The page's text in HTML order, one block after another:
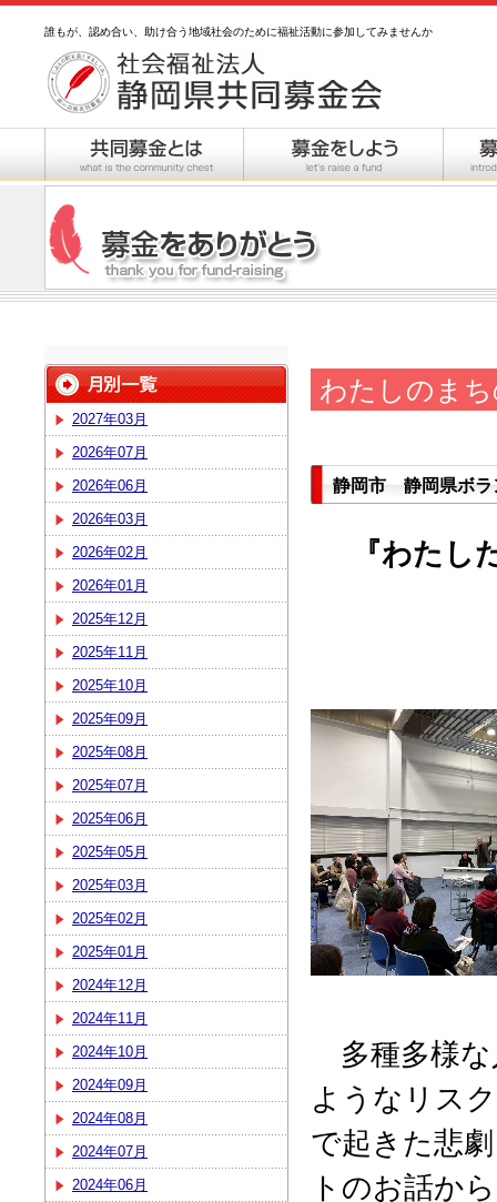
誰もが、認め合い、助け合う地域社会のために福祉活動に参加してみませんか
2027年03月
2026年07月
2026年06月
2026年03月
2026年02月
2026年01月
2025年12月
2025年11月
2025年10月
2025年09月
2025年08月
2025年07月
2025年06月
2025年05月
2025年03月
2025年02月
2025年01月
2024年12月
2024年11月
2024年10月
2024年09月
2024年08月
2024年07月
2024年06月
わたしのま
静岡市 静岡県ボラ
『わた
多種多様な
ようなリス
で起きた悲
トのお話か